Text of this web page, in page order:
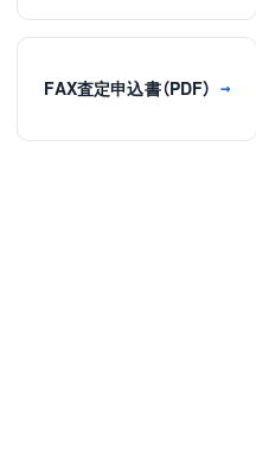
FAX査定申込書（PDF） →